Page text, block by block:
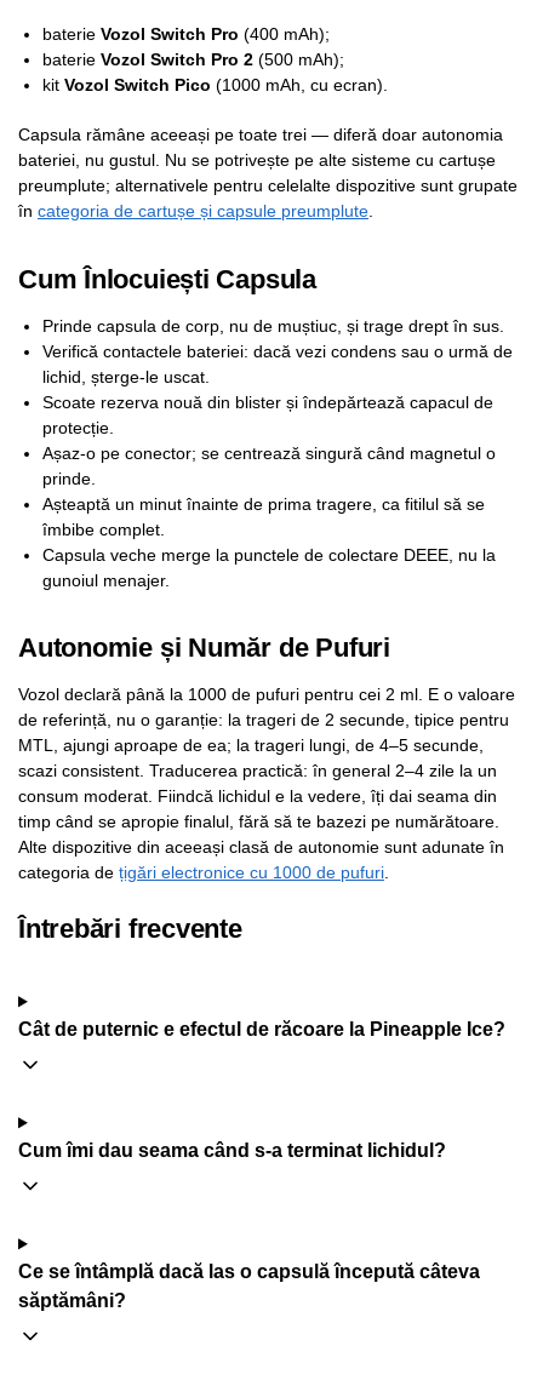
baterie Vozol Switch Pro (400 mAh);
baterie Vozol Switch Pro 2 (500 mAh);
kit Vozol Switch Pico (1000 mAh, cu ecran).
Capsula rămâne aceeași pe toate trei — diferă doar autonomia
bateriei, nu gustul. Nu se potrivește pe alte sisteme cu cartușe
preumplute; alternativele pentru celelalte dispozitive sunt grupate
în categoria de cartușe și capsule preumplute
Cum Înlocuiești Capsula
Prinde capsula de corp, nu de muștiuc, și trage drept în sus.
Verifică contactele bateriei: dacă vezi condens sau o urmă de
lichid, șterge-le uscat.
Scoate rezerva nouă din blister și îndepărtează capacul de
protecție.
Așaz-o pe conector; se centrează singură când magnetul o
prinde.
Așteaptă un minut înainte de prima tragere, ca fitilul să se
îmbibe complet.
Capsula veche merge la punctele de colectare DEEE, nu la
gunoiul menajer.
Autonomie și Număr de Pufuri
Vozol declară până la 1000 de pufuri pentru cei 2 ml. E o valoare
de referință, nu o garanție: la trageri de 2 secunde, tipice pentru
MTL, ajungi aproape de ea; la trageri lungi, de 4–5 secunde,
scazi consistent. Traducerea practică: în general 2–4 zile la un
consum moderat. Fiindcă lichidul e la vedere, îți dai seama din
timp când se apropie finalul, fără să te bazezi pe numărătoare.
Alte dispozitive din aceeași clasă de autonomie sunt adunate în
categoria de țigări electronice cu 1000 de pufuri
Întrebări frecvente
Cât de puternic e efectul de răcoare la Pineapple Ice?
Cum îmi dau seama când s-a terminat lichidul?
Ce se întâmplă dacă las o capsulă începută câteva
săptămâni?